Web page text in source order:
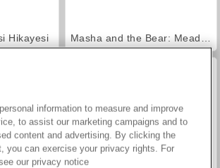
Hikayesi
information to measure and improve
to assist our marketing campaigns and to
content and advertising. By clicking the
you can exercise your privacy rights. For
our privacy notice